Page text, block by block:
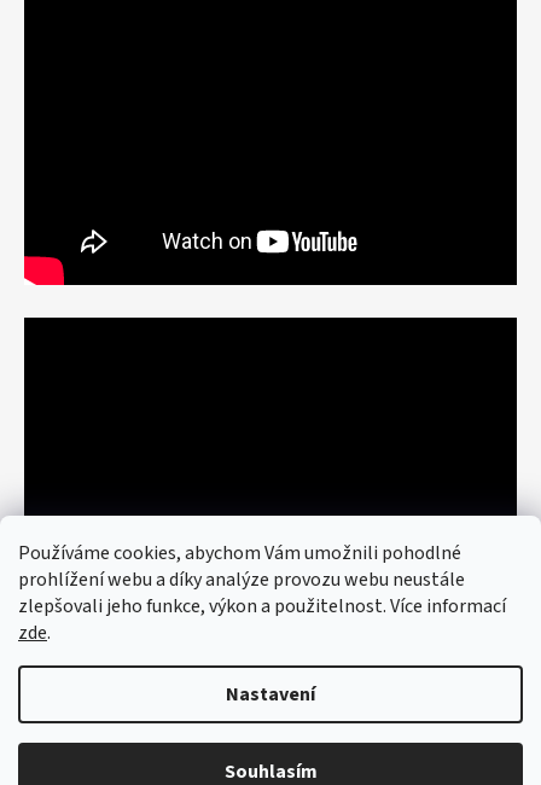
Používáme cookies, abychom Vám umožnili pohodlné
prohlížení webu a díky analýze provozu webu neustále
zlepšovali jeho funkce, výkon a použitelnost. Více informací
zde.
Nastavení
Souhlasím
© 2026 art re use. Všechna práva
Upravit nastavení cookies